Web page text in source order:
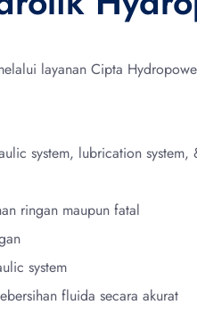
layanan Cipta
system, lubrication system,
ringan maupun fatal
system
fluida secara akurat